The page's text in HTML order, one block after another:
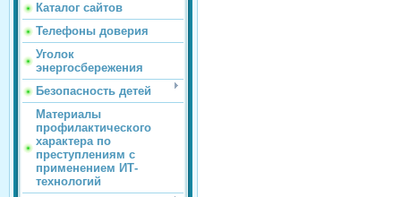
Каталог сайтов
Телефоны доверия
Уголок
энергосбережения
Безопасность детей
Материалы
профилактического
характера по
преступлениям с
применением ИТ-
технологий